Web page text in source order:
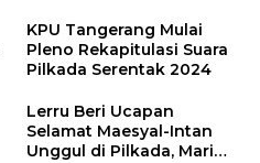
Banten
KPU Tangerang Mulai
Pleno Rekapitulasi Suara
Pilkada Serentak 2024
Lerru Beri Ucapan
Selamat Maesyal-Intan
Unggul di Pilkada, Mari